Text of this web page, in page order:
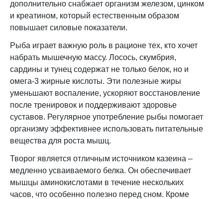
дополнительно снабжает организм железом, цинком
и креатином, который естественным образом
повышает силовые показатели.
Рыба играет важную роль в рационе тех, кто хочет
набрать мышечную массу. Лосось, скумбрия,
сардины и тунец содержат не только белок, но и
омега-3 жирные кислоты. Эти полезные жиры
уменьшают воспаление, ускоряют восстановление
после тренировок и поддерживают здоровье
суставов. Регулярное употребление рыбы помогает
организму эффективнее использовать питательные
вещества для роста мышц.
Творог является отличным источником казеина –
медленно усваиваемого белка. Он обеспечивает
мышцы аминокислотами в течение нескольких
часов, что особенно полезно перед сном. Кроме